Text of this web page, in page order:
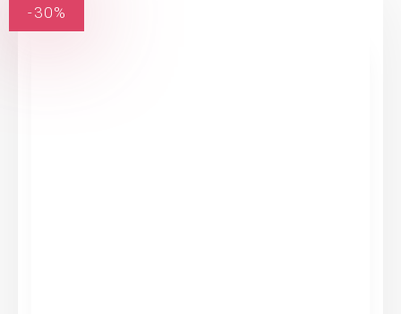
-30%